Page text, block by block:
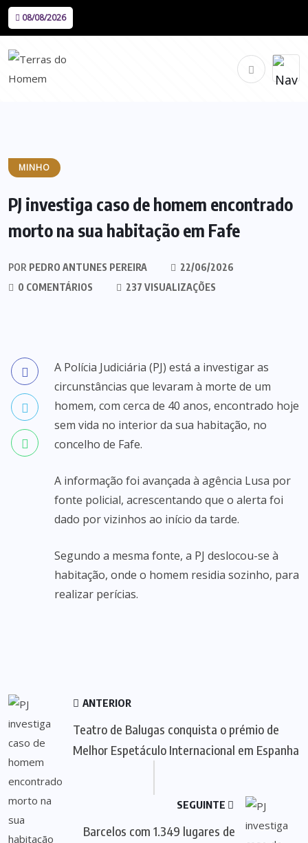
08/08/2026
MINHO
PJ investiga caso de homem encontrado
morto na sua habitação em Fafe
POR PEDRO ANTUNES PEREIRA
22/06/2026
0 COMENTÁRIOS
237 VISUALIZAÇÕES
A Polícia Judiciária (PJ) está a investigar as
circunstâncias que levaram à morte de um
homem, com cerca de 40 anos, encontrado hoje
sem vida no interior da sua habitação, no
concelho de Fafe.
A informação foi avançada à agência Lusa por
fonte policial, acrescentando que o alerta foi
dado por vizinhos ao início da tarde.
Segundo a mesma fonte, a PJ deslocou-se à
habitação, onde o homem residia sozinho, para
realizar perícias.
ANTERIOR
Teatro de Balugas conquista o prémio de
Melhor Espetáculo Internacional em Espanha
SEGUINTE
Barcelos com 1.349 lugares de